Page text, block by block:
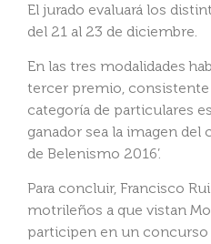
El jurado evaluará los
del 21 al 23 de diciembre.
En las tres modalidades
tercer premio, consistente
categoría de particulares
ganador sea la imagen del
de Belenismo 2016’.
Para concluir, Francisco
motrileños a que vistan
participen en un concurso